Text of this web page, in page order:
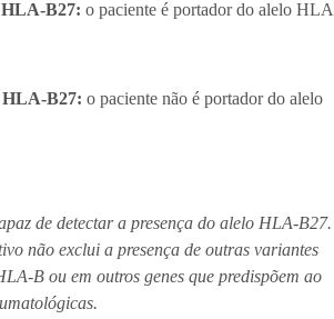
HLA-B27: o paciente é portador do alelo
HLA-B27: o paciente não é portador do alelo
de detectar a presença do alelo HLA-B27.
não exclui a presença de outras variantes
B ou em outros genes que predispõem ao